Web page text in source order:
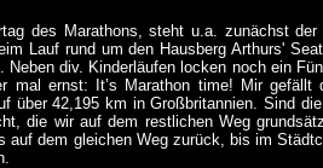
des Marathons, steht u.a. zunächst
Lauf rund um den Hausberg Arthurs'
Neben div. Kinderläufen locken noch ein
mal ernst: It’s Marathon time! Mir
über 42,195 km in Großbritannien. Sind
die wir auf dem restlichen Weg
auf dem gleichen Weg zurück, bis im